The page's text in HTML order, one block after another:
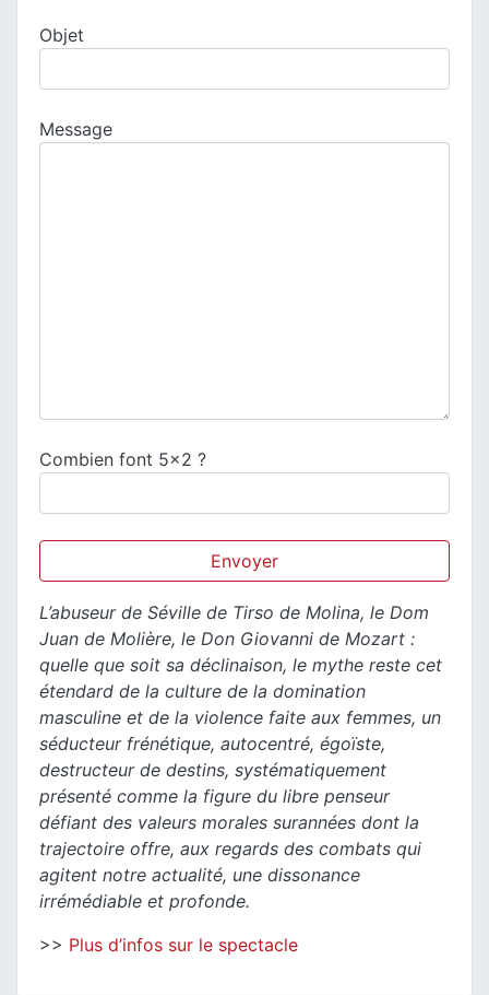
Objet
Message
Combien font 5x2 ?
L’abuseur de Séville de Tirso de Molina, le Dom
Juan de Molière, le Don Giovanni de Mozart :
quelle que soit sa déclinaison, le mythe reste cet
étendard de la culture de la domination
masculine et de la violence faite aux femmes, un
séducteur frénétique, autocentré, égoïste,
destructeur de destins, systématiquement
présenté comme la figure du libre penseur
défiant des valeurs morales surannées dont la
trajectoire offre, aux regards des combats qui
agitent notre actualité, une dissonance
irrémédiable et profonde.
>> Plus d’infos sur le spectacle